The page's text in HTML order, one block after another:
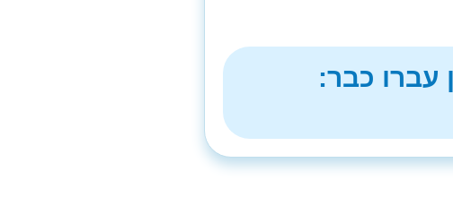
עברו כבר: